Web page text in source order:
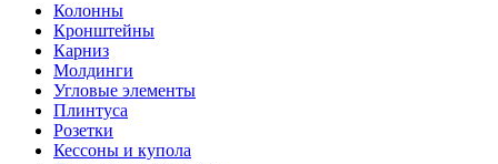
Колонны
Кронштейны
Карниз
Молдинги
Угловые элементы
Плинтуса
Розетки
Кессоны и купола